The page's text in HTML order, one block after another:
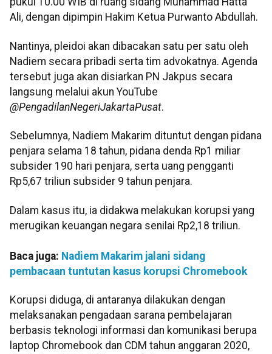
Ali, dengan dipimpin Hakim Ketua Purwanto Abdullah.
Nantinya, pleidoi akan dibacakan satu per satu oleh
Nadiem secara pribadi serta tim advokatnya. Agenda
tersebut juga akan disiarkan PN Jakpus secara
langsung melalui akun YouTube
@PengadilanNegeriJakartaPusat.
Sebelumnya, Nadiem Makarim dituntut dengan pidana
penjara selama 18 tahun, pidana denda Rp1 miliar
subsider 190 hari penjara, serta uang pengganti
Rp5,67 triliun subsider 9 tahun penjara.
Dalam kasus itu, ia didakwa melakukan korupsi yang
merugikan keuangan negara senilai Rp2,18 triliun.
Baca juga: Nadiem Makarim jalani sidang
pembacaan tuntutan kasus korupsi Chromebook
Korupsi diduga, di antaranya dilakukan dengan
melaksanakan pengadaan sarana pembelajaran
berbasis teknologi informasi dan komunikasi berupa
laptop Chromebook dan CDM tahun anggaran 2020,